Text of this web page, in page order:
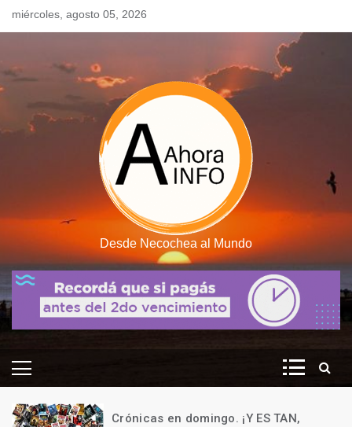
Skipmiércoles, agosto 05, 2026
Desde Necochea al Mundo
Crónicas en domingo. ¡Y ES TAN,